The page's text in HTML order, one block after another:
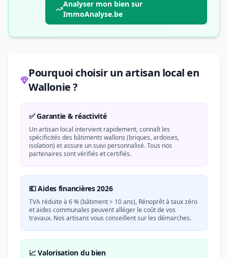
Analyser mon bien sur
ImmoAnalyse.be
Pourquoi choisir un artisan local en
Wallonie ?
✅ Garantie & réactivité
Un artisan local intervient rapidement, connaît les
spécificités des bâtiments wallons (briques, ardoises,
isolation) et assure un suivi personnalisé. Tous nos
partenaires sont vérifiés et certifiés.
💶 Aides financières 2026
TVA réduite à 6 % (bâtiment > 10 ans), Rénoprêt à taux zéro
et aides communales peuvent alléger le coût de vos
travaux. Nos artisans vous conseillent sur les démarches.
📈 Valorisation du bien